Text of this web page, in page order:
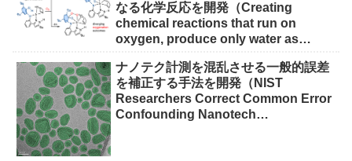
なる化学反応を開発（Creating
chemical reactions that run on
oxygen, produce only water as
ナノテク計測を混乱させる一般的誤差
を補正する手法を開発（NIST
Researchers Correct Common Error
Confounding Nanotech